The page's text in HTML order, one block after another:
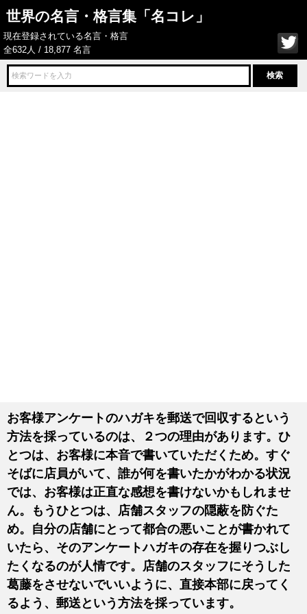
世界の名言・格言集「名コレ」
現在登録されている名言・格言
全632人 / 18,877 名言
お客様アンケートのハガキを郵送で回収するという
方法を採っているのは、２つの理由があります。ひ
とつは、お客様に本音で書いていただくため。すぐ
そばに店員がいて、誰が何を書いたかがわかる状況
では、お客様は正直な感想を書けないかもしれませ
ん。もうひとつは、店舗スタッフの隠蔽を防ぐた
め。自分の店舗にとって都合の悪いことが書かれて
いたら、そのアンケートハガキの存在を握りつぶし
たくなるのが人情です。店舗のスタッフにそうした
葛藤をさせないでいいように、直接本部に戻ってく
るよう、郵送という方法を採っています。